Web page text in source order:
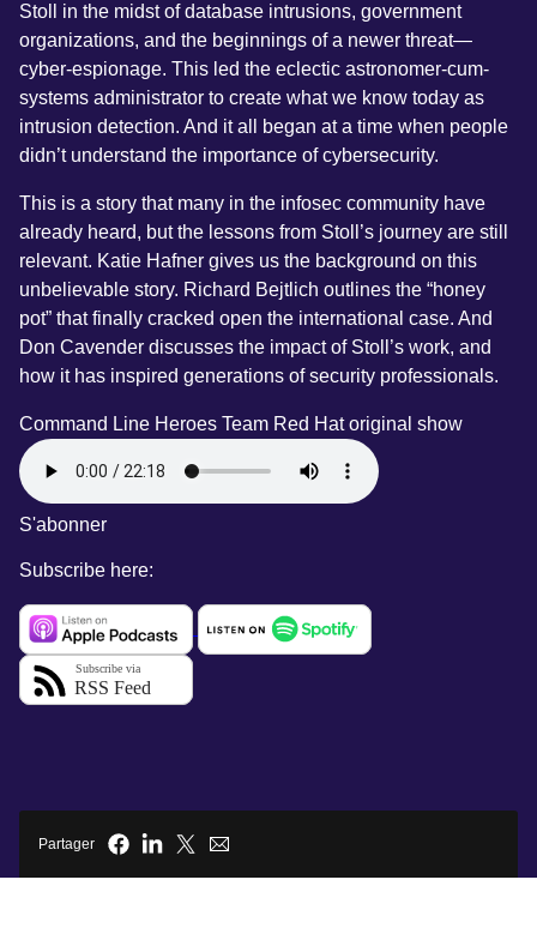
Stoll in the midst of database intrusions, government
organizations, and the beginnings of a newer threat—
cyber-espionage. This led the eclectic astronomer-cum-
systems administrator to create what we know today as
intrusion detection. And it all began at a time when people
didn’t understand the importance of cybersecurity.
This is a story that many in the infosec community have
already heard, but the lessons from Stoll’s journey are still
relevant. Katie Hafner gives us the background on this
unbelievable story. Richard Bejtlich outlines the “honey
pot” that finally cracked open the international case. And
Don Cavender discusses the impact of Stoll’s work, and
how it has inspired generations of security professionals.
Command Line Heroes Team Red Hat original show
S'abonner
Subscribe here:
Partager